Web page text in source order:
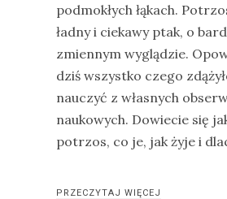
podmokłych łąkach.
ładny i ciekawy ptak, o
zmiennym wyglądzie.
dziś wszystko czego
nauczyć z własnych
naukowych. Dowiecie się
potrzos, co je, jak żyje i
PRZECZYTAJ WIĘCEJ